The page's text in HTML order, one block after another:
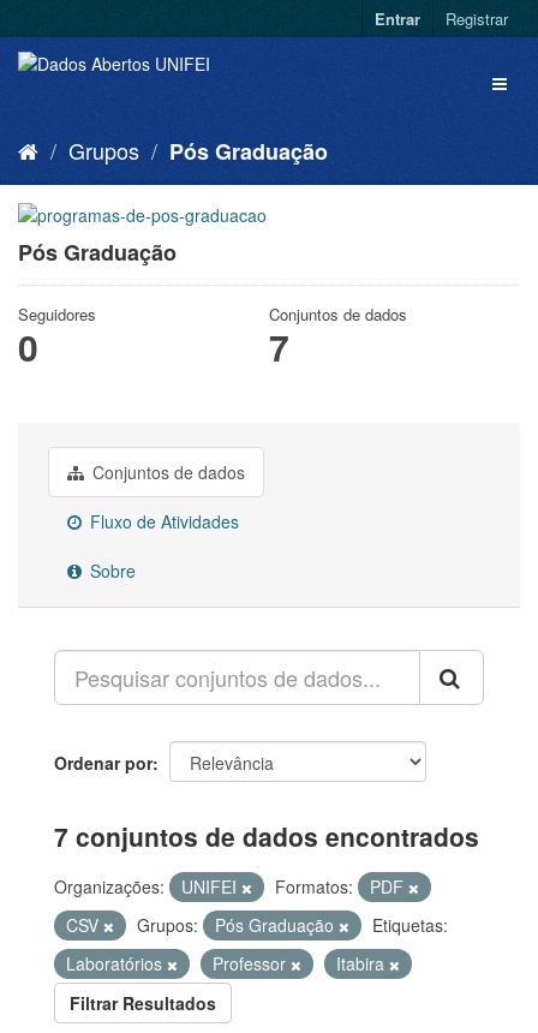
Entrar Registrar
Grupos Pós Graduação
Pós Graduação
Seguidores
0
Conjuntos de dados
7
Conjuntos de dados
Fluxo de Atividades
Sobre
Ordenar por
7 conjuntos de dados encontrados
Organizações: UNIFEI Formatos:
PDF
CSV
Grupos: Pós Graduação
Etiquetas:
Laboratórios
Professor
Itabira
Filtrar Resultados